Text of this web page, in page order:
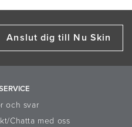
Anslut dig till Nu Skin
och svar
Chatta med oss